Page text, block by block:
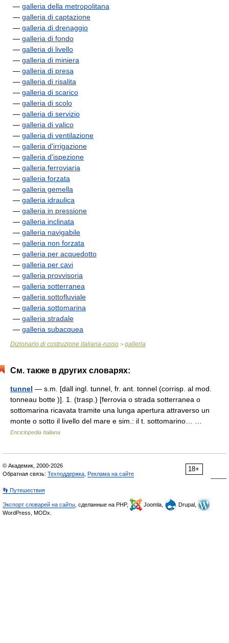
— galleria della metropolitana
— galleria di captazione
— galleria di drenaggio
— galleria di fondo
— galleria di livello
— galleria di miniera
— galleria di presa
— galleria di risalita
— galleria di scarico
— galleria di scolo
— galleria di servizio
— galleria di valico
— galleria di ventilazione
— galleria d'irrigazione
— galleria d'ispezione
— galleria ferroviaria
— galleria forzata
— galleria gemella
— galleria idraulica
— galleria in pressione
— galleria inclinata
— galleria navigabile
— galleria non forzata
— galleria per acquedotto
— galleria per cavi
— galleria provvisoria
— galleria sotterranea
— galleria sottofluviale
— galleria sottomarina
— galleria stradale
— galleria subacquea
Dizionario di costruzione italiana-russo > galleria
См. также в других словарях:
tunnel — s.m. [dall ingl. tunnel, fr. ant. tonnel (corrisp. al mod.
tonneau botte )]. 1. (trasp.) [ferrovia o strada sotterranea o
sottomarina ricavata tramite una lunga apertura attraverso un
monte o sotto il livello del mare e sim.: il t. sottomarino… …
Enciclopedia Italiana
18+
© Академик, 2000-2026
Обратная связь: Техподдержка Реклама на сайте
👣 Путешествия
Экспорт словарей на сайты , сделанные на PHP, Joomla,
Drupal,
WordPress, MODx.